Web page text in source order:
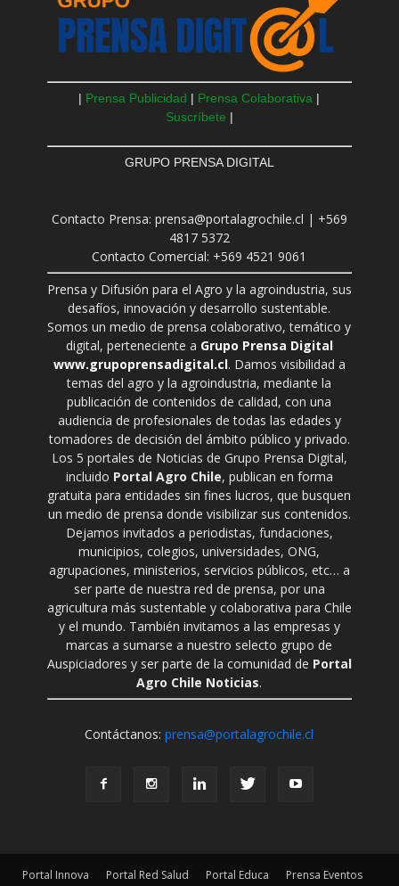
| Prensa Publicidad | Prensa Colaborativa |
Suscríbete |
GRUPO PRENSA DIGITAL
Contacto Prensa: prensa@portalagrochile.cl | +569
4817 5372
Contacto Comercial: +569 4521 9061
Prensa y Difusión para el Agro y la agroindustria, sus
desafíos, innovación y desarrollo sustentable.
Somos un medio de prensa colaborativo, temático y
digital, perteneciente a Grupo Prensa Digital
www.grupoprensadigital.cl. Damos visibilidad a
temas del agro y la agroindustria, mediante la
publicación de contenidos de calidad, con una
audiencia de profesionales de todas las edades y
tomadores de decisión del ámbito público y privado.
Los 5 portales de Noticias de Grupo Prensa Digital,
incluido Portal Agro Chile, publican en forma
gratuita para entidades sin fines lucros, que busquen
un medio de prensa donde visibilizar sus contenidos.
Dejamos invitados a periodistas, fundaciones,
municipios, colegios, universidades, ONG,
agrupaciones, ministerios, servicios públicos, etc… a
ser parte de nuestra red de prensa, por una
agricultura más sustentable y colaborativa para Chile
y el mundo. También invitamos a las empresas y
marcas a sumarse a nuestro selecto grupo de
Auspiciadores y ser parte de la comunidad de Portal
Agro Chile Noticias.
Contáctanos:prensa@portalagrochile.cl
Portal Innova Portal Red Salud Portal Educa Prensa Eventos